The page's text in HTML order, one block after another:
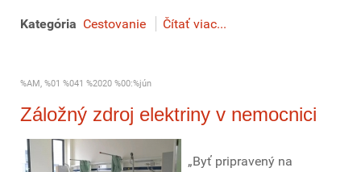
Kategória Cestovanie Čítať viac...
%AM, %01 %041 %2020 %00:%jún
Záložný zdroj elektriny v nemocnici
„Byť pripravený na